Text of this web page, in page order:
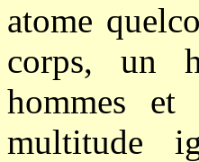
atome
corps, un
hommes
multitude